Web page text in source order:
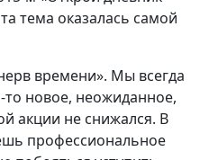
тема оказалась самой
времени». Мы всегда
новое, неожиданное,
акции не снижался. В
профессиональное